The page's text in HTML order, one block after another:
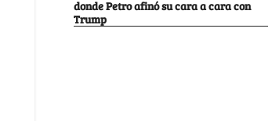
donde Petro afinó su cara a cara con
Trump